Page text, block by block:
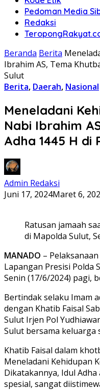
Pedoman Media
Redaksi
Beranda Berita
Ibrahim AS, Tema
Sulut
Berita, Daerah, Nasional
Meneladani
Nabi Ibrahim
Adha 1445 H di
Admin Redaksi
Juni 17, 2024Maret 6,
Ratusan jamaah
di Mapolda Sulut,
MANADO –
Lapangan Presisi Polda
Senin (17/6/2024) pagi,
Bertindak selaku Imam
dengan Khatib Faisal
Sulut Irjen Pol
Sulut bersama keluarga
Khatib Faisal dalam
Meneladani Kehidupan
Dikatakannya, Idul
spesial, sangat